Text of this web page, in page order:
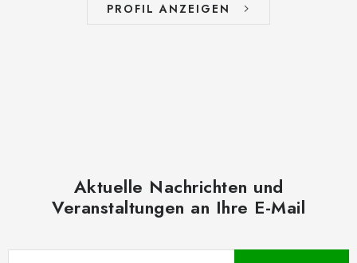
PROFIL ANZEIGEN
Aktuelle Nachrichten und
Veranstaltungen an Ihre E-Mail